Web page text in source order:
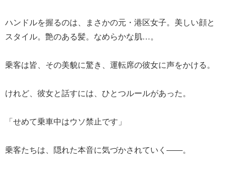
ハンドルを握るのは、まさかの元・港区女子。美しい顔と
スタイル。艶のある髪。なめらかな肌…。
乗客は皆、その美貌に驚き、運転席の彼女に声をかける。
けれど、彼女と話すには、ひとつルールがあった。
「せめて乗車中はウソ禁止です」
乗客たちは、隠れた本音に気づかされていく――。